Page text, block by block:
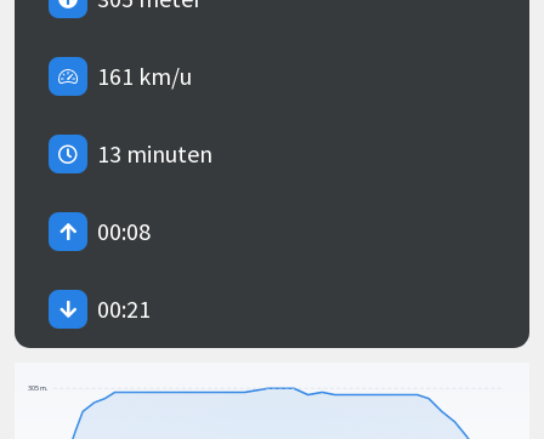
161 km/u
13 minuten
00:08
00:21